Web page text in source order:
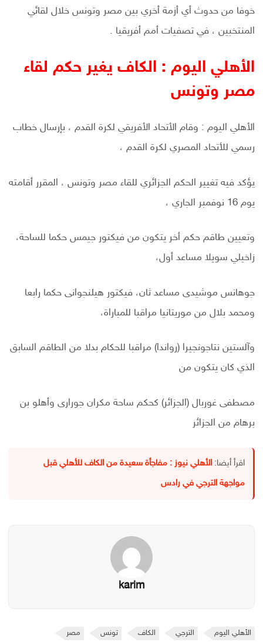
خوفا من حدوث أي أزمة أخري بين مصر وتونس خلال لقائي
المنتخبين ، في تصفيات أمم أفريقيا .
الأهلي اليوم : الكاف يغير حكم لقاء
مصر وتونس
الأهلي اليوم : وقام الأتحاد الأفريقي لكرة القدم ، بإرسال خطاب
رسمي للأتحاد المصري لكرة القدم ،
يؤكد فيه تغيير الحكم الجزائري للقاء مصر وتونس ، المقرر أقامته
يوم 16 نوفمبر الجاري ،
وتعيين طاقم حكم أخر يتكون من فيكتور جيمس حكما للساحة،
زاخيلي سويلا مساعد أول،
جوهانس موشيدى مساعد ثان، فيكتور هيلنجوانى حكما رابعا
ومحمد بلال من موريتانيا مراقبا للمباراة،
وآلستين نتاجونجيرا (رواندا) مراقبا للحكام بدلا من الطاقم السابق
الذي كان يتكون من
مصطفى غوربال (الجزائر) كحكم ساحة مكران جورارى وأهلو بن
برهام من الجزائر
اقرأ أيضا: الأهلي نيوز : مفاجأة سعيدة من الكاف للأهلي قبل
مواجهة الترجي في رادس
karim
الأهلي اليوم الترجي الكاف تونس
مصر